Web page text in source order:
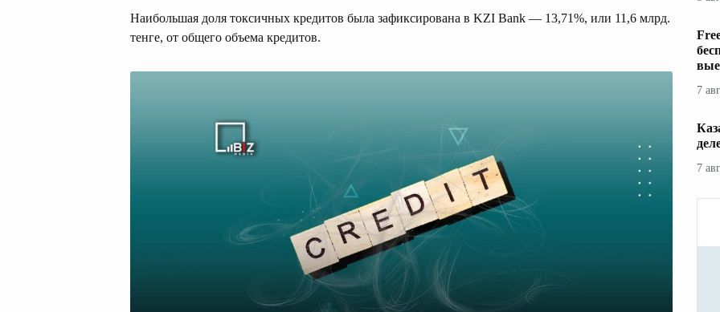
Наибольшая доля токсичных кредитов была зафиксирована в KZI Bank — 13,71%, или 11,6 млрд.
тенге, от общего объема кредитов.
7
7